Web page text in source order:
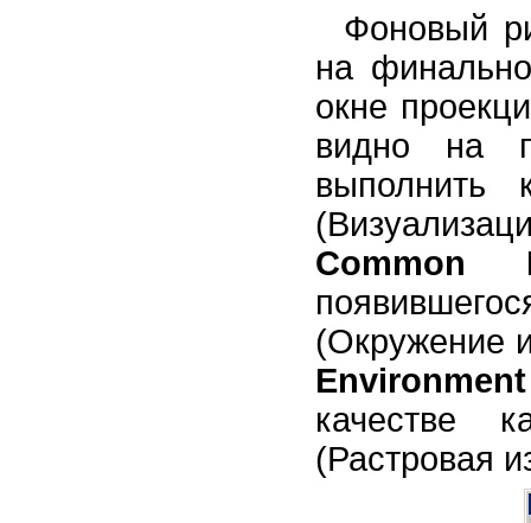
Фоновый
на
окне
видно на
выполнить
Common
(Окружение
качестве
(Растровая